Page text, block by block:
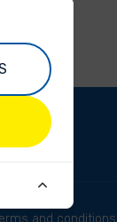
and conditions